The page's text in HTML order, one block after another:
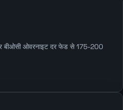
बीओसी ओवरनाइट दर फेड से 175-200